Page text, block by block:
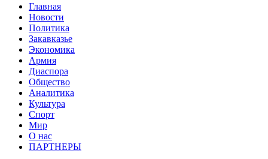
Главная
Новости
Политика
Закавказье
Экономика
Армия
Диаспора
Общество
Аналитика
Культура
Спорт
Мир
О нас
ПАРТНЕРЫ